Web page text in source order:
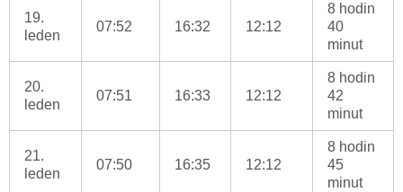
19.
leden
07:52 16:32 12:12
8 hodin
40
minut
20.
leden
07:51 16:33 12:12
8 hodin
42
minut
21.
leden
07:50 16:35 12:12
8 hodin
45
minut